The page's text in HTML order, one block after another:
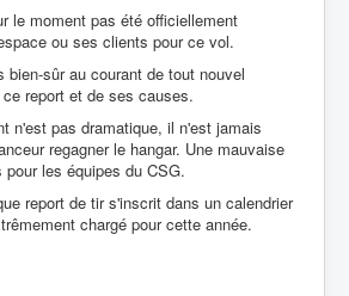
le moment pas été officiellement
ou ses clients pour ce vol.
bien-sûr au courant de tout nouvel
report et de ses causes.
n'est pas dramatique, il n'est jamais
regagner le hangar. Une mauvaise
les équipes du CSG.
report de tir s'inscrit dans un calendrier
chargé pour cette année.